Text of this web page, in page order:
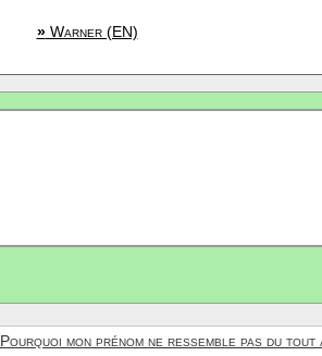
»Warner (EN)
Pourquoi mon prénom ne ressemble pas du